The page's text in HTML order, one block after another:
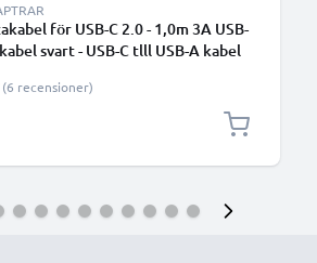
för USB-C 2.0 - 1,0m 3A USB-
svart - USB-C tlll USB-A kabel
(6 recensioner)